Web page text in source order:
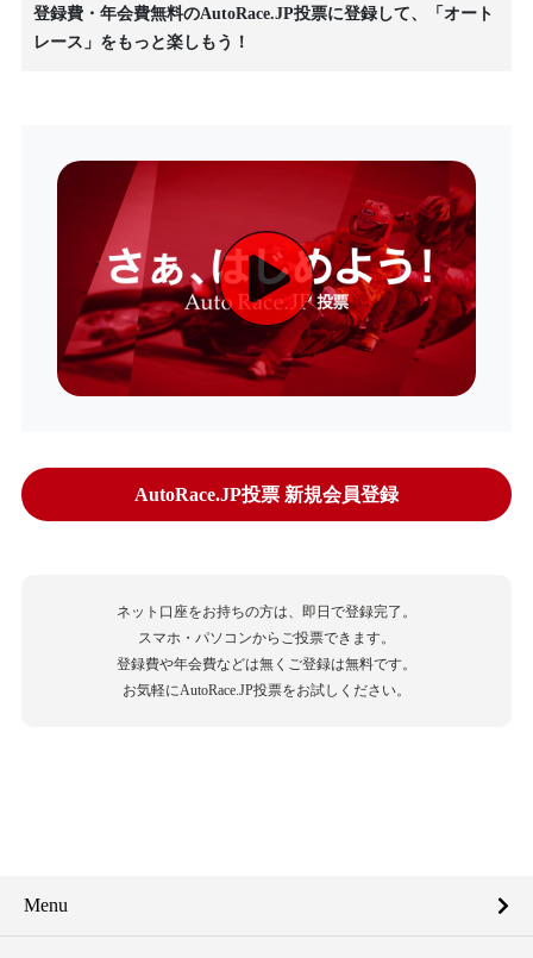
登録費・年会費無料のAutoRace.JP投票に登録して、「オート
レース」をもっと楽しもう！
AutoRace.JP投票 新規会員登録
ネット口座をお持ちの方は、即日で登録完了。
スマホ・パソコンからご投票できます。
登録費や年会費などは無くご登録は無料です。
お気軽にAutoRace.JP投票をお試しください。
Menu